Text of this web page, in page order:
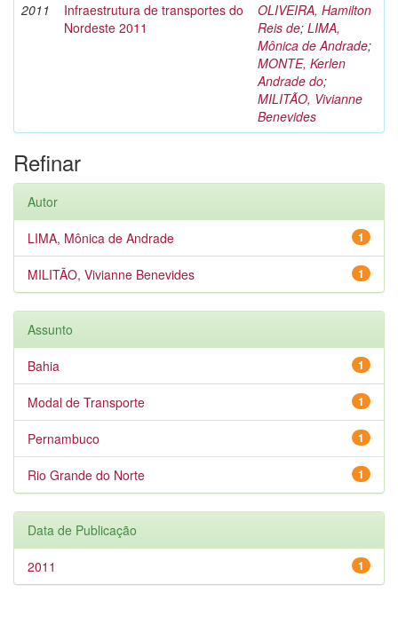
2011
Infraestrutura de transportes do
Nordeste 2011
OLIVEIRA, Hamilton
Reis de; LIMA,
Mônica de Andrade;
MONTE, Kerlen
Andrade do;
MILITÃO, Vivianne
Benevides
Refinar
Autor
1
LIMA, Mônica de Andrade
1
MILITÃO, Vivianne Benevides
Assunto
1
Bahia
1
Modal de Transporte
1
Pernambuco
1
Rio Grande do Norte
Data de Publicação
1
2011